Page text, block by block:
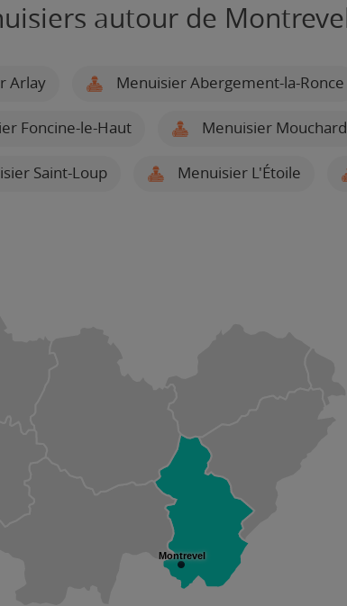
autour de Montrevel
Arlay Menuisier Abergement-la-Ronce
Foncine-le-Haut Menuisier Mouchard
Saint-Loup Menuisier L'Étoile
Montrevel